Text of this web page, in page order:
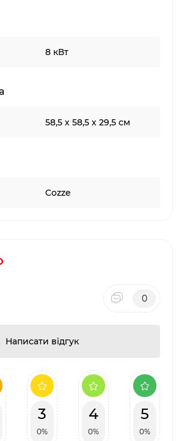
компаній та сімей
електрики
на дуже високих температурах,
розміри моделі необхідно
8 кВт
58,5 х 58,5 х 29,5 см
Cozze
0
Написати відгук
3
0%
4
0%
5
0%